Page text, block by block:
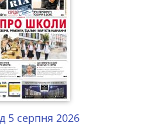
5 серпня 2026